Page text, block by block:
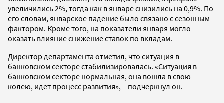
увеличились 2%, тогда как в январе снизились на 0,9%. По
его словам, январское падение было связано с сезонным
фактором. Кроме того, на показатели января могло
оказать влияние снижение ставок по вкладам.
Директор департамента отметил, что ситуация в
банковском секторе стабилизировалась. «Ситуация в
банковском секторе нормальная, она вошла в свою
колею, идет процесс развития», – подчеркнул он.